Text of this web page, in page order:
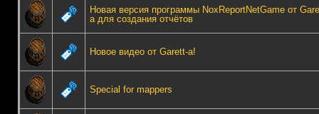
Новая версия программы NoxReportNetGame от
а для создания отчётов
Новое видео от Garett-а!
Special for mappers